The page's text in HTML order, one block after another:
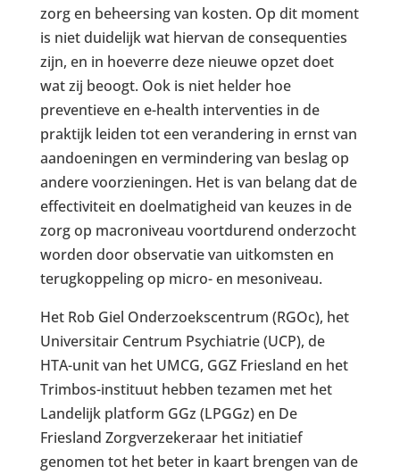
zorg en beheersing van kosten. Op dit moment
is niet duidelijk wat hiervan de consequenties
zijn, en in hoeverre deze nieuwe opzet doet
wat zij beoogt. Ook is niet helder hoe
preventieve en e-health interventies in de
praktijk leiden tot een verandering in ernst van
aandoeningen en vermindering van beslag op
andere voorzieningen. Het is van belang dat de
effectiviteit en doelmatigheid van keuzes in de
zorg op macroniveau voortdurend onderzocht
worden door observatie van uitkomsten en
terugkoppeling op micro- en mesoniveau.
Het Rob Giel Onderzoekscentrum (RGOc), het
Universitair Centrum Psychiatrie (UCP), de
HTA-unit van het UMCG, GGZ Friesland en het
Trimbos-instituut hebben tezamen met het
Landelijk platform GGz (LPGGz) en De
Friesland Zorgverzekeraar het initiatief
genomen tot het beter in kaart brengen van de